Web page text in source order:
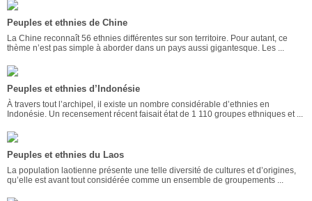
Peuples et ethnies de Chine
La Chine reconnaît 56 ethnies différentes sur son territoire. Pour autant, ce
thème n’est pas simple à aborder dans un pays aussi gigantesque. Les ...
Peuples et ethnies d’Indonésie
À travers tout l’archipel, il existe un nombre considérable d’ethnies en
Indonésie. Un recensement récent faisait état de 1 110 groupes ethniques et ...
Peuples et ethnies du Laos
La population laotienne présente une telle diversité de cultures et d’origines,
qu’elle est avant tout considérée comme un ensemble de groupements ...